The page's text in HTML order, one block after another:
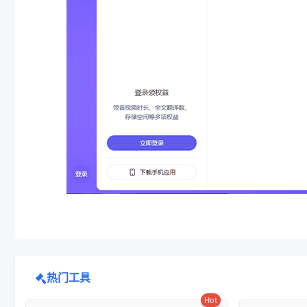
热门工具
Hot